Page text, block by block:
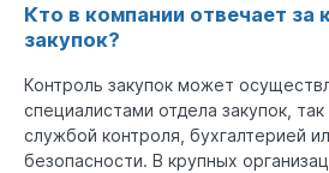
Кто в компании отвечает за
закупок?
Контроль закупок может
специалистами отдела закупок,
службой контроля, бухгалтерией
безопасности. В крупных